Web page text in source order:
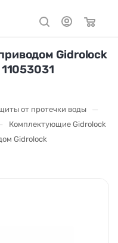
Gidrolock
от протечки воды —
Комплектующие Gidrolock
Gidrolock